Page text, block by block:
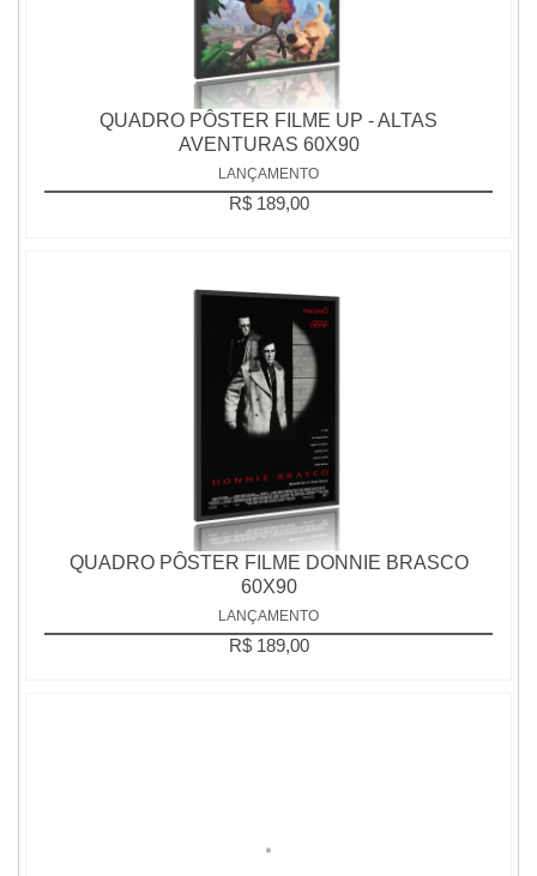
QUADRO PÔSTER FILME UP - ALTAS
AVENTURAS 60X90
LANÇAMENTO
R$ 189,00
QUADRO PÔSTER FILME DONNIE BRASCO
60X90
LANÇAMENTO
R$ 189,00